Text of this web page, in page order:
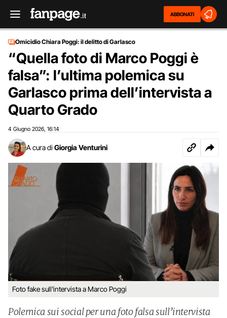
ABBONATI
Omicidio Chiara Poggi: il delitto di Garlasco
“Quella foto di Marco Poggi è
falsa”: l’ultima polemica su
Garlasco prima dell’intervista a
Quarto Grado
4 Giugno 2026 16:14
A cura di Giorgia Venturini
Foto fake sull'intervista a Marco Poggi
Polemica sui social per una foto falsa sull’intervista